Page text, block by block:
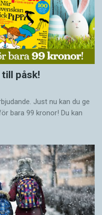
påsk!
Just nu kan du ge
bara 99 kronor! Du kan